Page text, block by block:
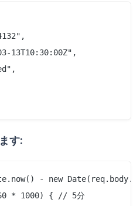
13T10:30:00Z",
す:
- new
* 1000) { // 5分